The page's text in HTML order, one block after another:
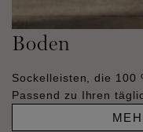
Boden
Sockelleisten, die 100
Passend zu Ihren